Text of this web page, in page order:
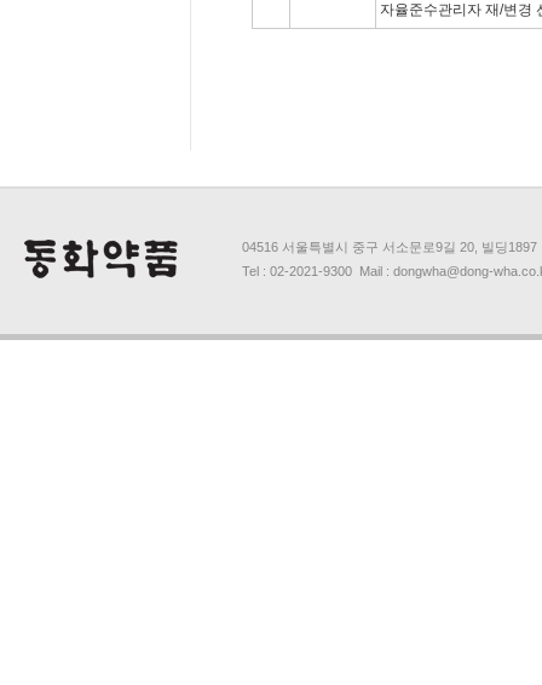
자율준수관리자 재/변경
04516 서울특별시 중구 서소문로9길 20, 빌딩1897
Tel : 02-2021-9300 Mail : dongwha@dong-